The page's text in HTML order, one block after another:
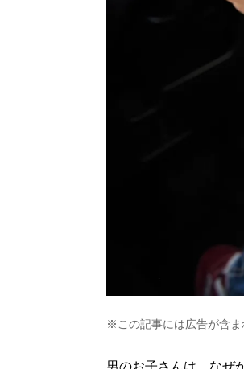
※この記事には広告が含ま
男のお子さんは、なぜ